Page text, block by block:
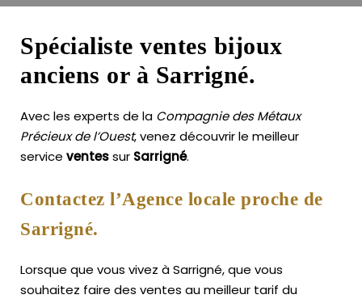
Spécialiste ventes bijoux
anciens or à Sarrigné.
Avec les experts de la Compagnie des Métaux
Précieux de l’Ouest, venez découvrir le meilleur
service ventessur Sarrigné.
Contactez l’Agence locale proche de
Sarrigné.
Lorsque que vous vivez à Sarrigné, que vous
souhaitez faire des ventes au meilleur tarif du